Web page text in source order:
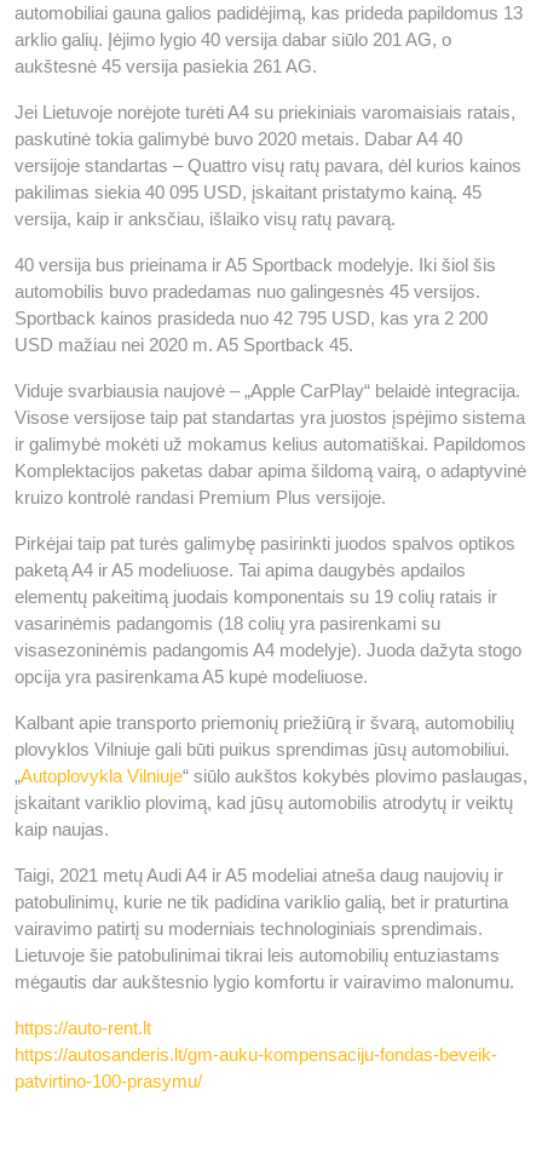
automobiliai gauna galios padidėjimą, kas prideda papildomus 13
arklio galių. Įėjimo lygio 40 versija dabar siūlo 201 AG, o
aukštesnė 45 versija pasiekia 261 AG.
Jei Lietuvoje norėjote turėti A4 su priekiniais varomaisiais ratais,
paskutinė tokia galimybė buvo 2020 metais. Dabar A4 40
versijoje standartas – Quattro visų ratų pavara, dėl kurios kainos
pakilimas siekia 40 095 USD, įskaitant pristatymo kainą. 45
versija, kaip ir anksčiau, išlaiko visų ratų pavarą.
40 versija bus prieinama ir A5 Sportback modelyje. Iki šiol šis
automobilis buvo pradedamas nuo galingesnės 45 versijos.
Sportback kainos prasideda nuo 42 795 USD, kas yra 2 200
USD mažiau nei 2020 m. A5 Sportback 45.
Viduje svarbiausia naujovė – „Apple CarPlay“ belaidė integracija.
Visose versijose taip pat standartas yra juostos įspėjimo sistema
ir galimybė mokėti už mokamus kelius automatiškai. Papildomos
Komplektacijos paketas dabar apima šildomą vairą, o adaptyvinė
kruizo kontrolė randasi Premium Plus versijoje.
Pirkėjai taip pat turės galimybę pasirinkti juodos spalvos optikos
paketą A4 ir A5 modeliuose. Tai apima daugybės apdailos
elementų pakeitimą juodais komponentais su 19 colių ratais ir
vasarinėmis padangomis (18 colių yra pasirenkami su
visasezoninėmis padangomis A4 modelyje). Juoda dažyta stogo
opcija yra pasirenkama A5 kupė modeliuose.
Kalbant apie transporto priemonių priežiūrą ir švarą, automobilių
plovyklos Vilniuje gali būti puikus sprendimas jūsų automobiliui.
„Autoplovykla Vilniuje“ siūlo aukštos kokybės plovimo paslaugas,
įskaitant variklio plovimą, kad jūsų automobilis atrodytų ir veiktų
kaip naujas.
Taigi, 2021 metų Audi A4 ir A5 modeliai atneša daug naujovių ir
patobulinimų, kurie ne tik padidina variklio galią, bet ir praturtina
vairavimo patirtį su moderniais technologiniais sprendimais.
Lietuvoje šie patobulinimai tikrai leis automobilių entuziastams
mėgautis dar aukštesnio lygio komfortu ir vairavimo malonumu.
https://auto-rent.lt
https://autosanderis.lt/gm-auku-kompensaciju-fondas-beveik-
patvirtino-100-prasymu/